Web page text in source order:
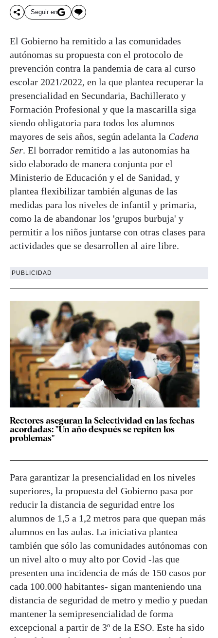
Seguir en
El Gobierno ha remitido a las comunidades
autónomas su propuesta con el protocolo de
prevención contra la pandemia de cara al curso
escolar 2021/2022, en la que plantea recuperar la
presencialidad en Secundaria, Bachillerato y
Formación Profesional y que la mascarilla siga
siendo obligatoria para todos los alumnos
mayores de seis años, según adelanta la Cadena
Ser. El borrador remitido a las autonomías ha
sido elaborado de manera conjunta por el
Ministerio de Educación y el de Sanidad, y
plantea flexibilizar también algunas de las
medidas para los niveles de infantil y primaria,
como la de abandonar los 'grupos burbuja' y
permitir a los niños juntarse con otras clases para
actividades que se desarrollen al aire libre.
PUBLICIDAD
Rectores aseguran la Selectividad en las fechas
acordadas: "Un año después se repiten los
problemas"
Para garantizar la presencialidad en los niveles
superiores, la propuesta del Gobierno pasa por
reducir la distancia de seguridad entre los
alumnos de 1,5 a 1,2 metros para que quepan más
alumnos en las aulas. La iniciativa plantea
también que sólo las comunidades autónomas con
un nivel alto o muy alto por Covid -las que
presenten una incidencia de más de 150 casos por
cada 100.000 habitantes- sigan manteniendo una
distancia de seguridad de metro y medio y puedan
mantener la semipresencialidad de forma
excepcional a partir de 3º de la ESO. Este ha sido